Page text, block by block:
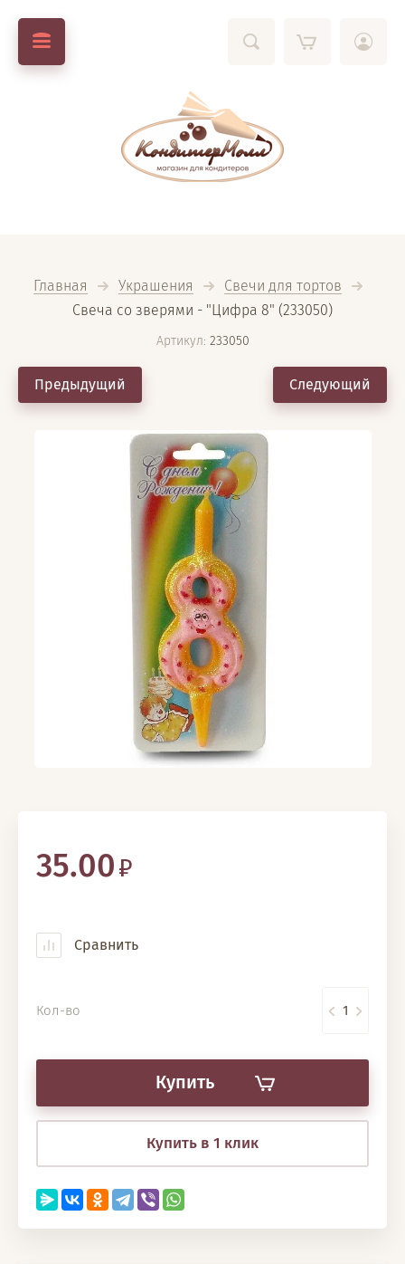
Главная Украшения
Свечи для тортов
Свеча со зверями - "Цифра 8" (233050)
Артикул: 233050
Предыдущий Следующий
35.00
Сравнить
Кол-во
Купить
Купить в 1 клик